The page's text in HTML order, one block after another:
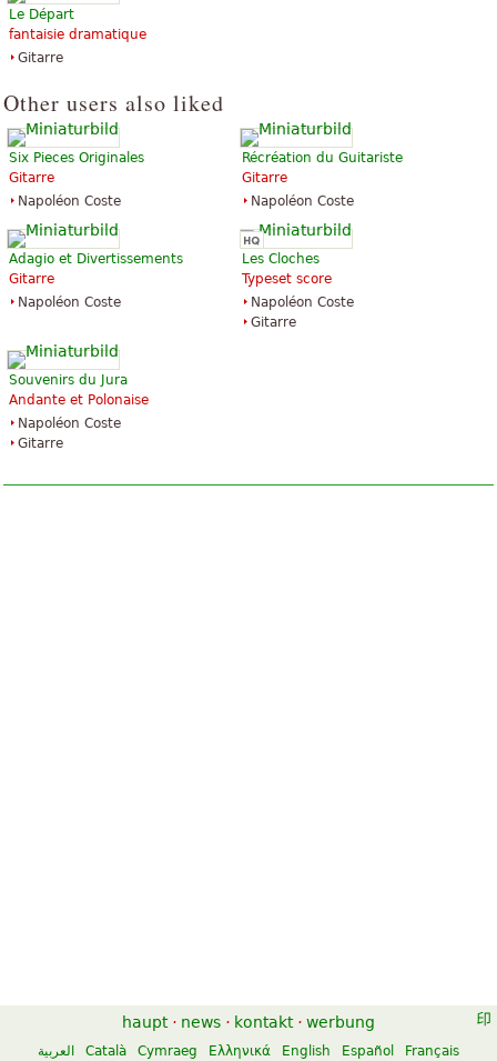
Le Départ
fantaisie dramatique
Gitarre
Other users also liked
Six Pieces Originales
Gitarre
Napoléon Coste
Récréation du Guitariste
Gitarre
Napoléon Coste
Adagio et Divertissements
Gitarre
Napoléon Coste
Les Cloches
Typeset score
Napoléon Coste
Gitarre
Souvenirs du Jura
Andante et Polonaise
Napoléon Coste
Gitarre
haupt · news · kontakt · werbung
العربية Català Cymraeg Ελληνικά English Español Français